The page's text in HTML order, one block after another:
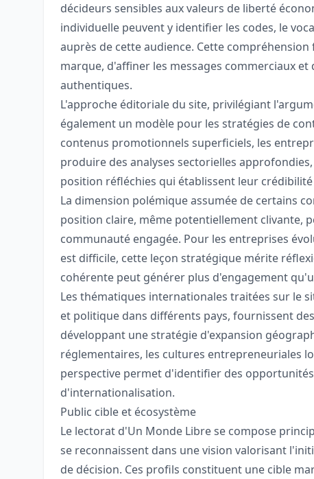
décideurs sensibles aux valeurs de liberté
individuelle peuvent y identifier les codes, le
auprès de cette audience. Cette
marque, d'affiner les messages commerciaux
authentiques.
L'approche éditoriale du site, privilégiant
également un modèle pour les stratégies de
contenus promotionnels superficiels, les
produire des analyses sectorielles
position réfléchies qui établissent leur
La dimension polémique assumée de certains
position claire, même potentiellement clivante,
communauté engagée. Pour les entreprises
est difficile, cette leçon stratégique mérite
cohérente peut générer plus d'engagement
Les thématiques internationales traitées sur le
et politique dans différents pays, fournissent
développant une stratégie d'expansion
réglementaires, les cultures entrepreneuriales
perspective permet d'identifier des
d'internationalisation.
Public cible et écosystème
Le lectorat d'Un Monde Libre se compose
se reconnaissent dans une vision valorisant
de décision. Ces profils constituent une cible